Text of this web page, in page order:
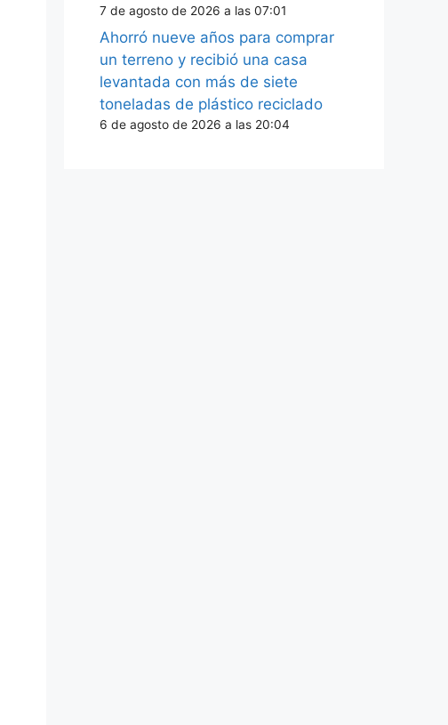
7 de agosto de 2026 a las 07:01
Ahorró nueve años para comprar
un terreno y recibió una casa
levantada con más de siete
toneladas de plástico reciclado
6 de agosto de 2026 a las 20:04